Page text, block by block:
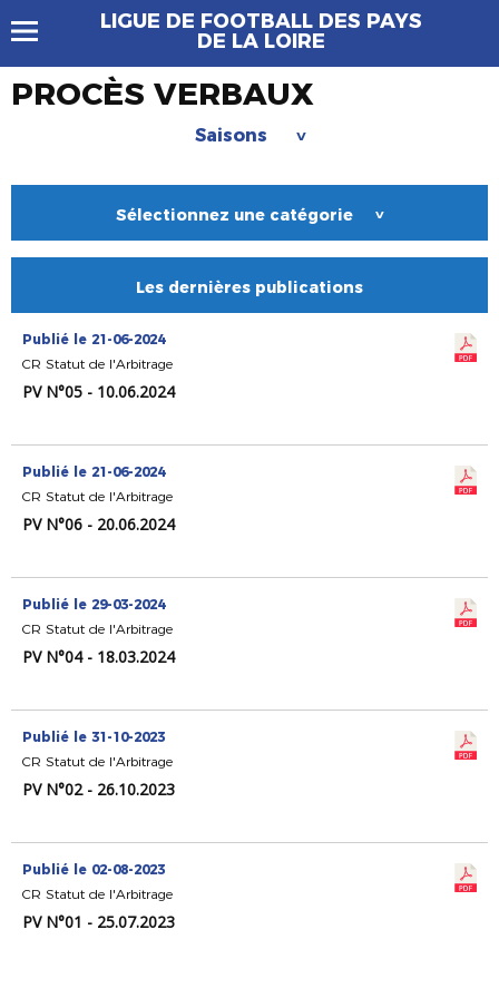
LIGUE DE FOOTBALL DES PAYS
DE LA LOIRE
PROCÈS VERBAUX
Saisons >
Sélectionnez une catégorie >
Les dernières publications
Publié le 21-06-2024
CR Statut de l'Arbitrage
PV N°05 - 10.06.2024
Publié le 21-06-2024
CR Statut de l'Arbitrage
PV N°06 - 20.06.2024
Publié le 29-03-2024
CR Statut de l'Arbitrage
PV N°04 - 18.03.2024
Publié le 31-10-2023
CR Statut de l'Arbitrage
PV N°02 - 26.10.2023
Publié le 02-08-2023
CR Statut de l'Arbitrage
PV N°01 - 25.07.2023